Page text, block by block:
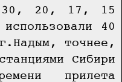
30, 20, 17, 15
40
точнее,
Сибири
прилета